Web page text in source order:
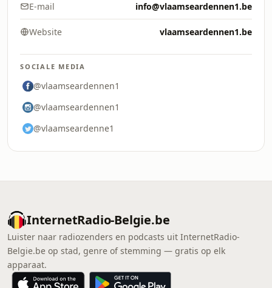
E-mail info@vlaamseardennen1.be
Website vlaamseardennen1.be
SOCIALE MEDIA
@vlaamseardennen1
@vlaamseardennen1
@vlaamseardenne1
InternetRadio-Belgie.be
Luister naar radiozenders en podcasts uit InternetRadio-
Belgie.be op stad, genre of stemming — gratis op elk
apparaat.